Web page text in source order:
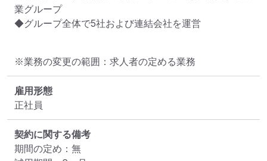
業グループ
◆グループ全体で5社および連結会社を運営
※業務の変更の範囲：求人者の定める業務
雇用形態
正社員
契約に関する備考
期間の定め：無